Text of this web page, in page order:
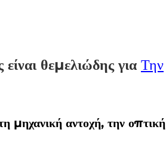
θεμελιώδης για Την
μηχανική αντοχή, την οπτική